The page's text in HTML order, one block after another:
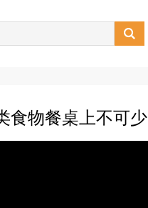

食物餐桌上不可少